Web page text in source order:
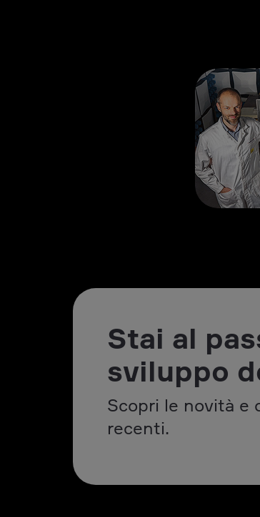
Stai al
sviluppo
Scopri le novità e
recenti.